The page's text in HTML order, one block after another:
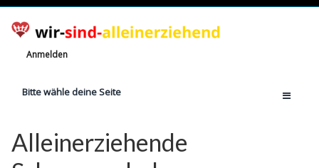
Anmelden
Bitte wähle deine Seite
Jetzt registrieren!
Alleinerziehende